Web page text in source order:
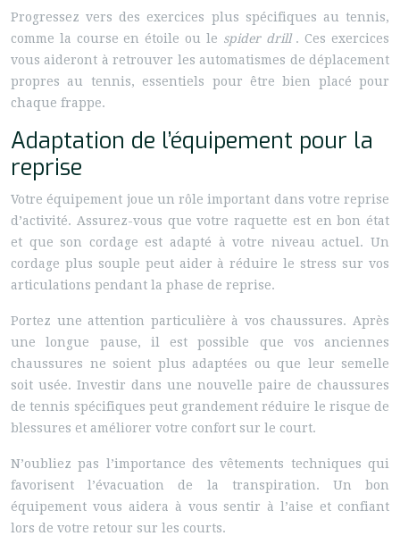
Progressez vers des exercices plus spécifiques au tennis,
comme la course en étoile ou le spider drill . Ces exercices
vous aideront à retrouver les automatismes de déplacement
propres au tennis, essentiels pour être bien placé pour
chaque frappe.
Adaptation de l’équipement pour la
reprise
Votre équipement joue un rôle important dans votre reprise
d’activité. Assurez-vous que votre raquette est en bon état
et que son cordage est adapté à votre niveau actuel. Un
cordage plus souple peut aider à réduire le stress sur vos
articulations pendant la phase de reprise.
Portez une attention particulière à vos chaussures. Après
une longue pause, il est possible que vos anciennes
chaussures ne soient plus adaptées ou que leur semelle
soit usée. Investir dans une nouvelle paire de chaussures
de tennis spécifiques peut grandement réduire le risque de
blessures et améliorer votre confort sur le court.
N’oubliez pas l’importance des vêtements techniques qui
favorisent l’évacuation de la transpiration. Un bon
équipement vous aidera à vous sentir à l’aise et confiant
lors de votre retour sur les courts.